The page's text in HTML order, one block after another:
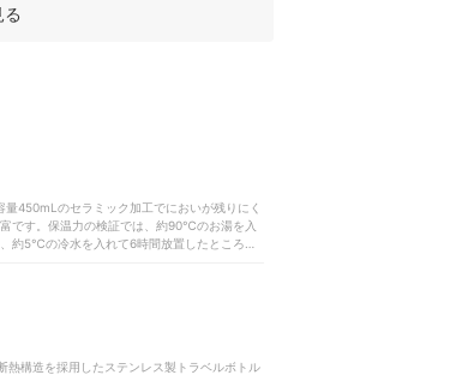
450mLのセラミック加工でにおいが残りにく
です。保温力の検証では、約90℃のお湯を入
約5℃の冷水を入れて6時間放置したところ約
は魅力ですが、保温・保冷力を重視するなら
構造を採用したステンレス製トラベルボトル